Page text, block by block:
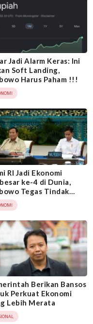
Jadi Alarm Keras: Ini
Soft Landing,
Harus Paham !!!
RI Jadi Ekonomi
ke-4 di Dunia,
Tegas Tindak
Nakal
Berikan Bansos
Perkuat Ekonomi
Lebih Merata